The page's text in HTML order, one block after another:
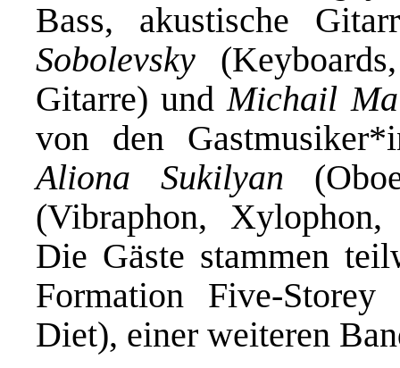
Bass, akustische
Sobolevsky
Gitarre) undMichail
von den
Aliona Sukilyan
(Vibraphon,
Die Gäste stammen
Formation Five-Storey
Diet), einer weiteren